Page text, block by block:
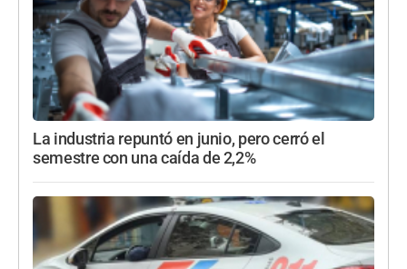
La industria repuntó en junio, pero cerró el
semestre con una caída de 2,2%